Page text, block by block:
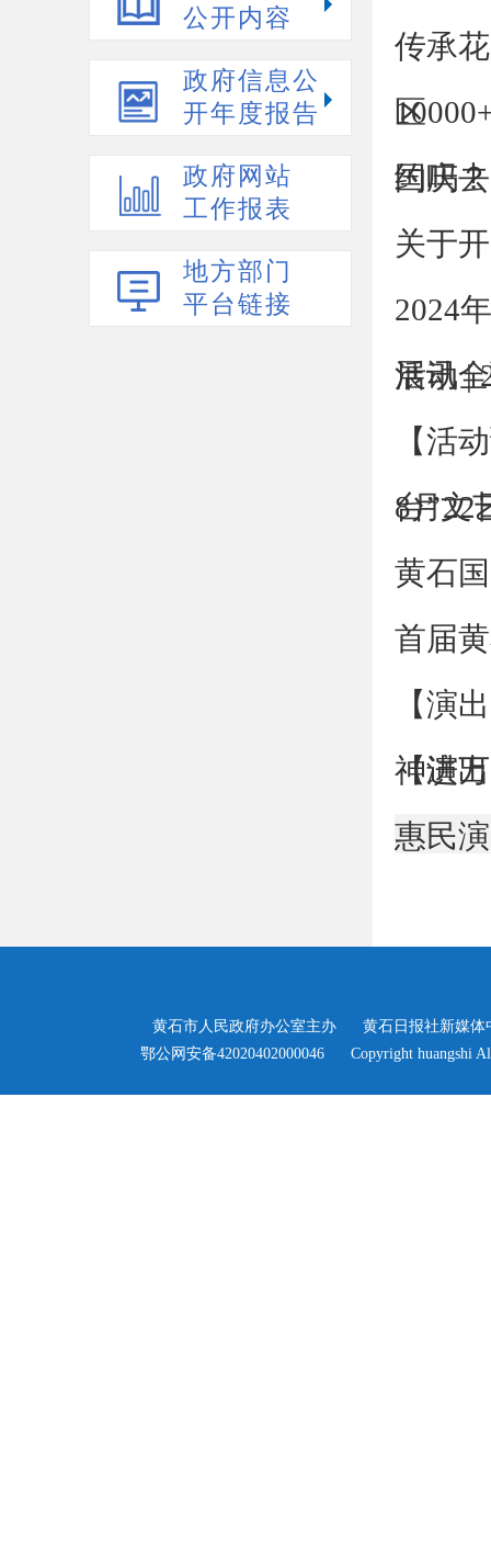
公开内容
政府信息公
开年度报告
政府网站
工作报表
地方部门
平台链接
传承
区
约吗？
国庆
关于
2024
活动
展讯 |
【活
台”文
8月22
黄石
首届
【演
神进
【演
惠民
黄石市人民政府办公室主办
黄石日报社新媒体
鄂公网安备42020402000046
Copyright huangshi